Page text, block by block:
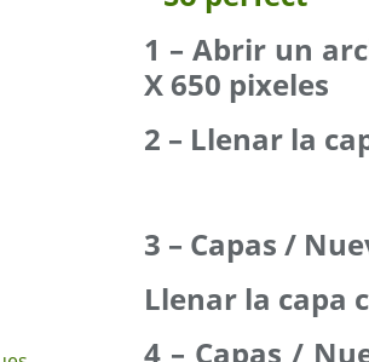
1 – Abrir un
X 650 pixeles
2 – Llenar la
3 – Capas /
Llenar la capa
4 – Capas /